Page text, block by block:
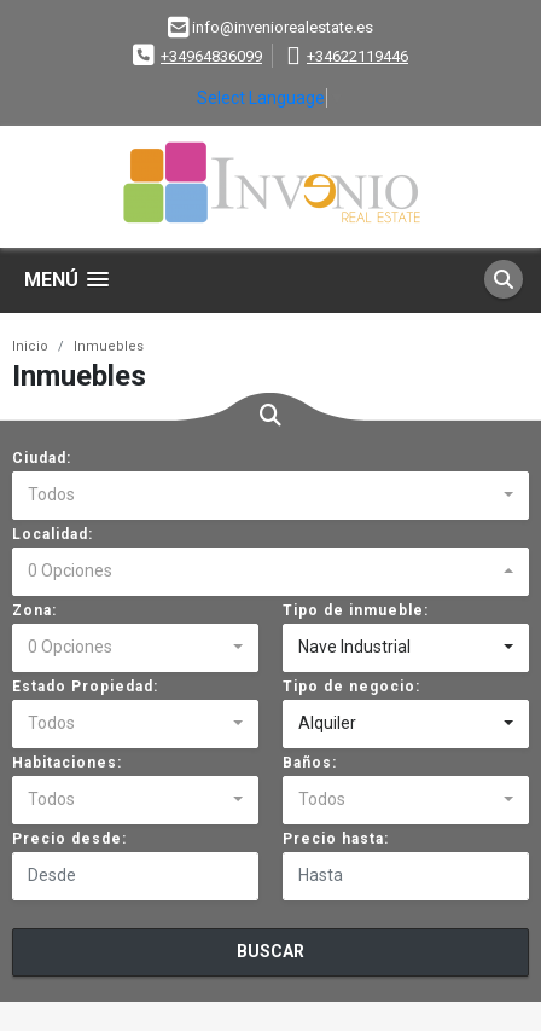
info@inveniorealestate.es
+34964836099
+34622119446
Select Language
MENÚ
Inicio Inmuebles
Inmuebles
Ciudad:
Todos
Localidad:
0 Opciones
Zona:
0 Opciones
Tipo de inmueble:
Nave Industrial
Estado Propiedad:
Todos
Tipo de negocio:
Alquiler
Habitaciones:
Todos
Baños:
Todos
Precio desde: Precio hasta:
BUSCAR